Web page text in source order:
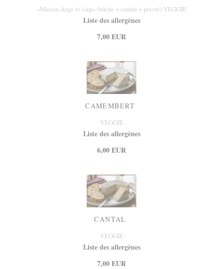
«Maison Ange et loup» (bûche + cendré + poivré) VEGGIE
Liste des allergènes
7,00 EUR
CAMEMBERT
VEGGIE
Liste des allergènes
6,00 EUR
CANTAL
VEGGIE
Liste des allergènes
7,00 EUR